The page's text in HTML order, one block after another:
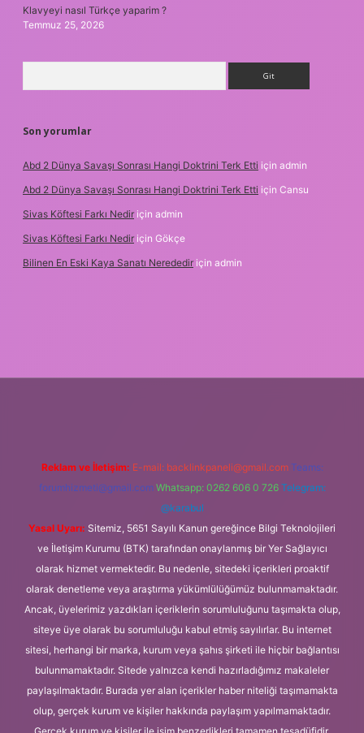
Klavyeyi nasıl Türkçe yaparim ?
Temmuz 25, 2026
Son yorumlar
Abd 2 Dünya Savaşı Sonrası Hangi Doktrini Terk Etti için admin
Abd 2 Dünya Savaşı Sonrası Hangi Doktrini Terk Etti için Cansu
Sivas Köftesi Farkı Nedir için admin
Sivas Köftesi Farkı Nedir için Gökçe
Bilinen En Eski Kaya Sanatı Nerededir için admin
Reklam ve İletişim: E-mail: backlinkpaneli@gmail.com Teams:
forumhizmeti@gmail.com Whatsapp: 0262 606 0 726 Telegram:
@karabul
Yasal Uyarı: Sitemiz, 5651 Sayılı Kanun gereğince Bilgi Teknolojileri
ve İletişim Kurumu (BTK) tarafından onaylanmış bir Yer Sağlayıcı
olarak hizmet vermektedir. Bu nedenle, sitedeki içerikleri proaktif
olarak denetleme veya araştırma yükümlülüğümüz bulunmamaktadır.
Ancak, üyelerimiz yazdıkları içeriklerin sorumluluğunu taşımakta olup,
siteye üye olarak bu sorumluluğu kabul etmiş sayılırlar. Bu internet
sitesi, herhangi bir marka, kurum veya şahıs şirketi ile hiçbir bağlantısı
bulunmamaktadır. Sitede yalnızca kendi hazırladığımız makaleler
paylaşılmaktadır. Burada yer alan içerikler haber niteliği taşımamakta
olup, gerçek kurum ve kişiler hakkında paylaşım yapılmamaktadır.